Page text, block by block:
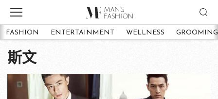
FASHION ENTERTAINMENT WELLNESS GROOMING
斯文